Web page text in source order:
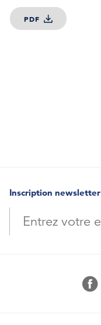
PDF
Inscription newsletter